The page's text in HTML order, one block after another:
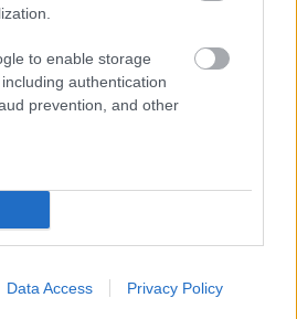
to enable storage
authentication
prevention, and other
Data Access Privacy Policy